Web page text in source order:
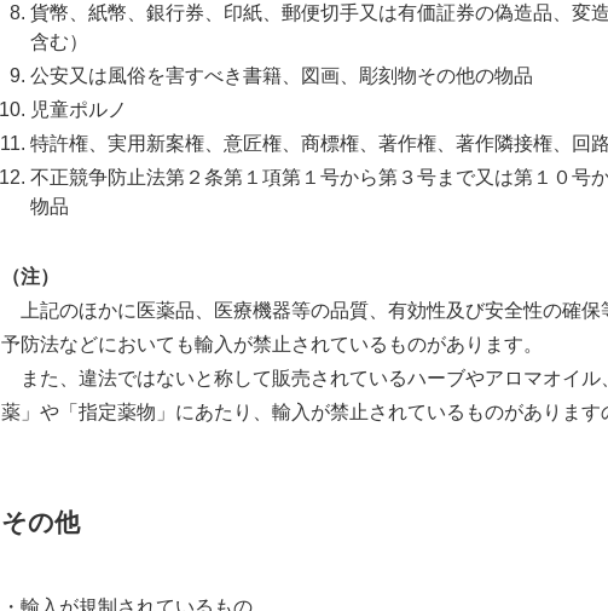
貨幣、紙幣、銀行券、印紙、郵便切手又は有価証券の偽造品、変
含む）
公安又は風俗を害すべき書籍、図画、彫刻物その他の物品
児童ポルノ
特許権、実用新案権、意匠権、商標権、著作権、著作隣接権、回
不正競争防止法第２条第１項第１号から第３号まで又は第１０号
物品
（注）
上記のほかに医薬品、医療機器等の品質、有効性及び安全性の確
予防法などにおいても輸入が禁止されているものがあります。
また、違法ではないと称して販売されているハーブやアロマオイ
薬」や「指定薬物」にあたり、輸入が禁止されているものがあります
その他
・輸入が規制されているもの